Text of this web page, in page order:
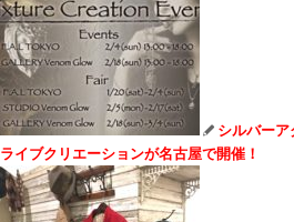
シルバー
ライブクリエーションが名古屋で開催！